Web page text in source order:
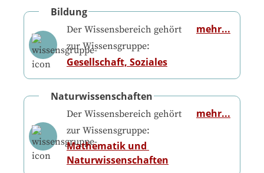
Bildung
Der Wissensbereich gehört
zur Wissensgruppe:
Gesellschaft, Soziales
mehr...
Naturwissenschaften
Der Wissensbereich gehört
zur Wissensgruppe:
Mathematik und
Naturwissenschaften
mehr...